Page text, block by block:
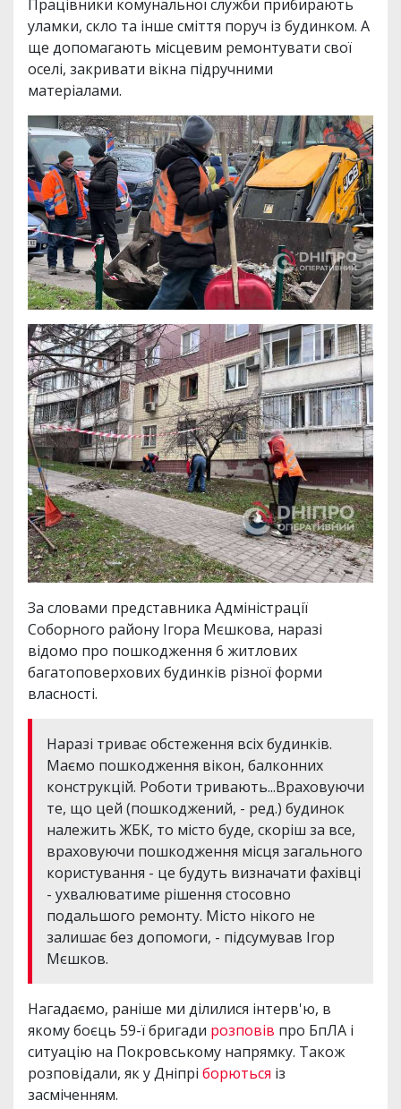
Працівники комунальної служби прибирають
уламки, скло та інше сміття поруч із будинком. А
ще допомагають місцевим ремонтувати свої
оселі, закривати вікна підручними
матеріалами.
За словами представника Адміністрації
Соборного району Ігора Мєшкова, наразі
відомо про пошкодження 6 житлових
багатоповерхових будинків різної форми
власності.
Наразі триває обстеження всіх будинків.
Маємо пошкодження вікон, балконних
конструкцій. Роботи тривають...Враховуючи
те, що цей (пошкоджений, - ред.) будинок
належить ЖБК, то місто буде, скоріш за все,
враховуючи пошкодження місця загального
користування - це будуть визначати фахівці
- ухвалюватиме рішення стосовно
подальшого ремонту. Місто нікого не
залишає без допомоги, - підсумував Ігор
Мєшков.
Нагадаємо, раніше ми ділилися інтерв'ю, в
якому боєць 59-ї бригади розповів про БпЛА і
ситуацію на Покровському напрямку. Також
розповідали, як у Дніпрі борються із
засміченням.